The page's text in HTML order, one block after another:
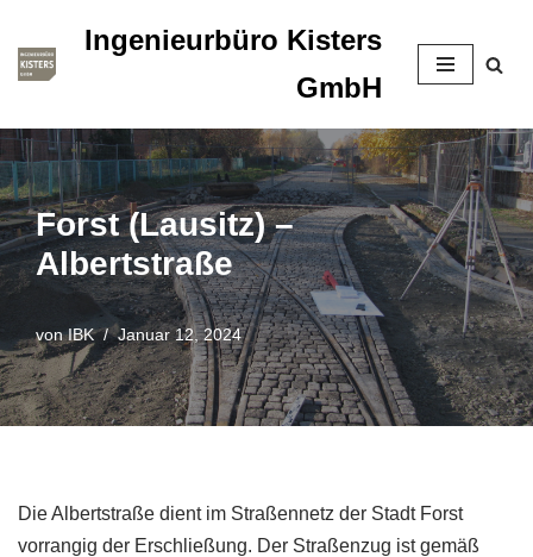
Zum
springen
Ingenieurbüro Kisters
GmbH
Forst (Lausitz) –
Albertstraße
vonIBK Januar 12, 2024
Die Albertstraße dient im Straßennetz der Stadt Forst
vorrangig der Erschließung. Der Straßenzug ist gemäß